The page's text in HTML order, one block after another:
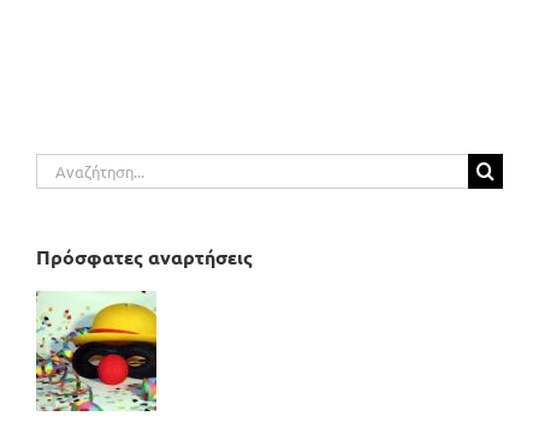
Αναζήτηση
για:
Πρόσφατες αναρτήσεις